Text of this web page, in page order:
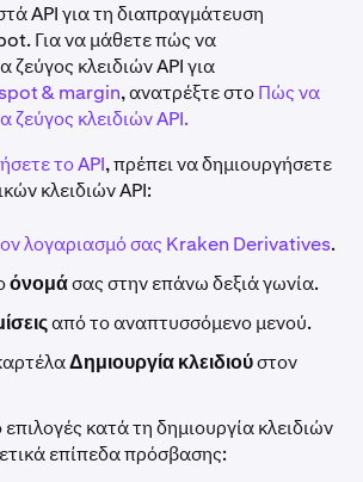
API για τη διαπραγμάτευση
Για να μάθετε πώς να
ζεύγος κλειδιών API για
& margin, ανατρέξτε στοΠώς να
ζεύγος κλειδιών API.
το API, πρέπει να δημιουργήσετε
κλειδιών API:
λογαριασμό σας Kraken Derivatives.
όνομάσας στην επάνω δεξιά γωνία.
από το αναπτυσσόμενο μενού.
Δημιουργία κλειδιούστον
κατά τη δημιουργία κλειδιών
επίπεδα πρόσβασης: